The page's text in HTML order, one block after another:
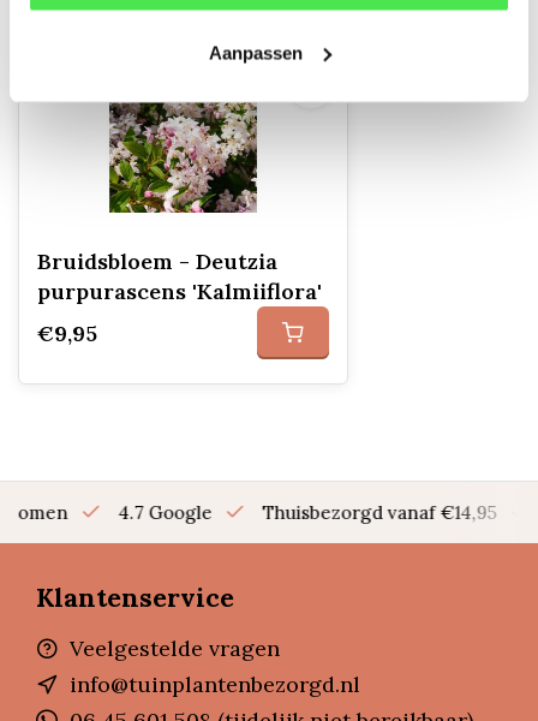
Aanpassen
Bruidsbloem - Deutzia
purpurascens 'Kalmiiflora'
€9,95
bomen 4.7 Google Thuisbezorgd vanaf €14,95
Klantenservice
Veelgestelde vragen
info@tuinplantenbezorgd.nl